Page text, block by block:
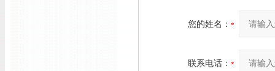
您的姓名：
联系电话：